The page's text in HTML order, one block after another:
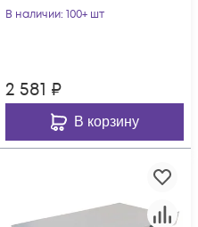
(комплект с
В наличии: 100+ шт
2 581 ₽
В корзину